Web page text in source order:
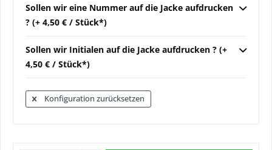
Sollen wir eine Nummer auf die Jacke aufdrucken
? (+ 4,50 € / Stück*)
Sollen wir Initialen auf die Jacke aufdrucken ? (+
4,50 € / Stück*)
Konfiguration zurücksetzen